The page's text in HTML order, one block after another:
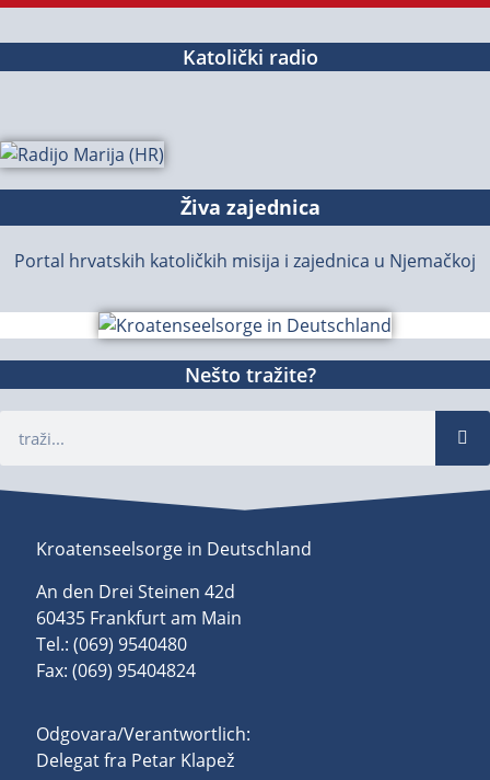
Katolički radio
Živa zajednica
Portal hrvatskih katoličkih misija i zajednica u Njemačkoj
Nešto tražite?
Kroatenseelsorge in Deutschland
An den Drei Steinen 42d
60435 Frankfurt am Main
Tel.: (069) 9540480
Fax: (069) 95404824
Odgovara/Verantwortlich:
Delegat fra Petar Klapež